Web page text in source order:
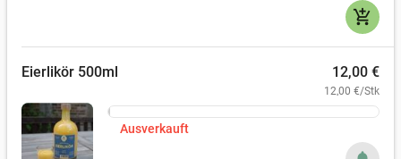
add_shopping_cart
Eierlikör 500ml 12,00 €
12,00 €/Stk
Ausverkauft